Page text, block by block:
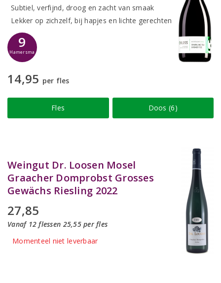
Subtiel, verfijnd, droog en zacht van smaak
Lekker op zichzelf, bij hapjes en lichte gerechten
9
Hamersma
14,95 per fles
Fles Doos (6)
Weingut Dr. Loosen Mosel
Graacher Domprobst Grosses
Gewächs Riesling 2022
27,85
Vanaf 12 flessen 25,55 per fles
Momenteel niet leverbaar